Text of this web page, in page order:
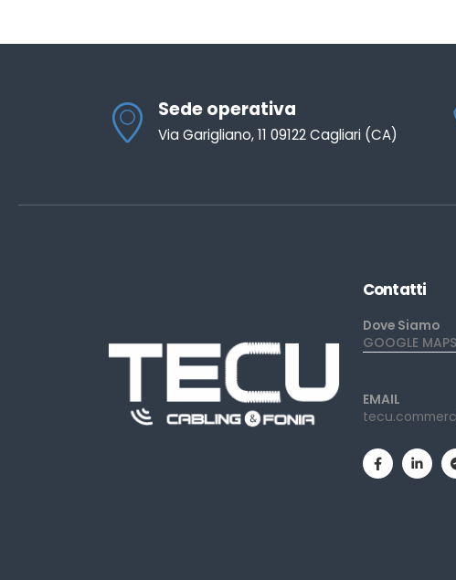
Sede operativa
Via Garigliano, 11 09122 Cagliari (CA)
Contatti
Dove Siamo
GOOGLE
EMAIL